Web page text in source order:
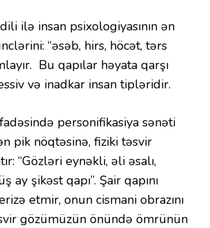
ilə insan psixologiyasının ən
“əsəb, hirs, höcət, tərs
Bu qapılar həyata qarşı
və inadkar insan tipləridir.
personifikasiya sənəti
pik nöqtəsinə, fiziki təsvir
“Gözləri eynəkli, əli əsalı,
ay şikəst qapı”. Şair qapını
etmir, onun cismani obrazını
gözümüzün önündə ömrünün